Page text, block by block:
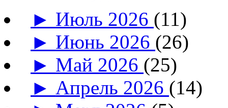
► Июль 2026 (11)
► Июнь 2026 (26)
► Май 2026 (25)
► Апрель 2026 (14)